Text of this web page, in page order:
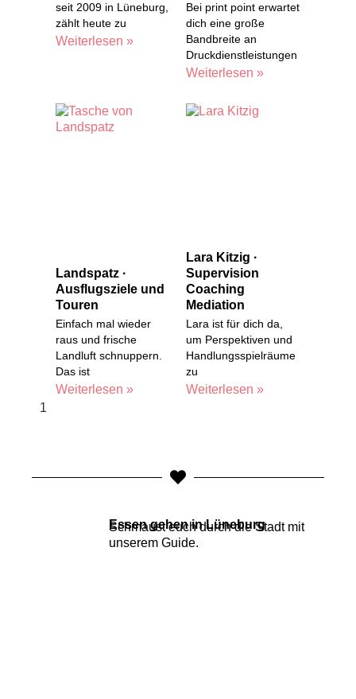
seit 2009 in Lüneburg,
zählt heute zu
Weiterlesen »
Bei print point erwartet
dich eine große
Bandbreite an
Druckdienstleistungen
Weiterlesen »
Landspatz ·
Ausflugsziele und
Touren
Einfach mal wieder
raus und frische
Landluft schnuppern.
Das ist
Weiterlesen »
Lara Kitzig ·
Supervision
Coaching
Mediation
Lara ist für dich da,
um Perspektiven und
Handlungsspielräume
zu
Weiterlesen »
Essen gehen in Lüneburg
Schmaust euch durch die Stadt mit
unserem Guide.